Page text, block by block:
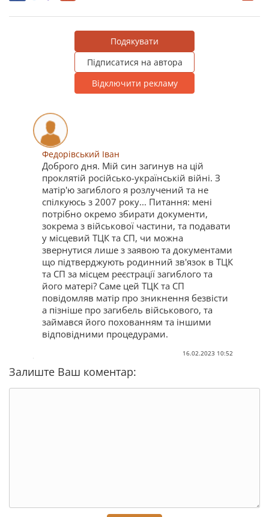
Подякувати
Підписатися на автора
Відключити рекламу
Федорівський Іван
Доброго дня. Мій син загинув на цій
проклятій російсько-українській війні. З
матір'ю загиблого я розлучений та не
спілкуюсь з 2007 року... Питання: мені
потрібно окремо збирати документи,
зокрема з військової частини, та подавати
у місцевий ТЦК та СП, чи можна
звернутися лише з заявою та документами
що підтверджують родинний зв'язок в ТЦК
та СП за місцем реєстрації загиблого та
його матері? Саме цей ТЦК та СП
повідомляв матір про зникнення безвісти
а пізніше про загибель військового, та
займався його похованням та іншими
відповідними процедурами.
16.02.2023 10:52
Залиште Ваш коментар: